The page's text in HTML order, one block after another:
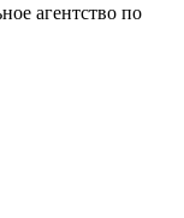
агентство по